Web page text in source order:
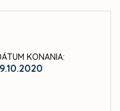
KONANIA: